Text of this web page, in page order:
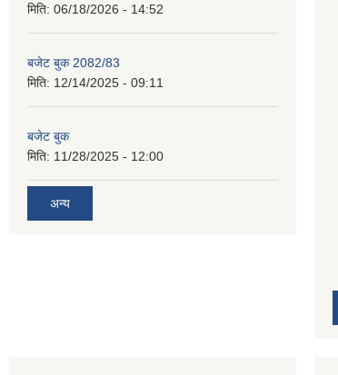
मिति: 06/18/2026 - 14:52
बजेट बुक 2082/83
मिति: 12/14/2025 - 09:11
बजेट बुक
मिति: 11/28/2025 - 12:00
अन्य